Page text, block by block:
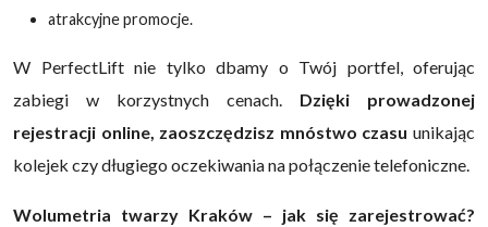
atrakcyjne promocje.
W PerfectLift nie tylko dbamy o Twój portfel, oferując
zabiegi w korzystnych cenach. Dzięki prowadzonej
rejestracji online, zaoszczędzisz mnóstwo czasu unikając
kolejek czy długiego oczekiwania na połączenie telefoniczne.
Wolumetria twarzy Kraków – jak się zarejestrować?